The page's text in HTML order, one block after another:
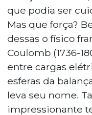
que podia ser
Mas que força?
dessas o físico
Coulomb (1736-
entre cargas
esferas da
leva seu nome.
impressionante